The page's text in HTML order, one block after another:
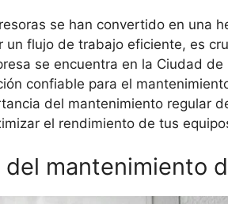
se han convertido en una
un flujo de trabajo eficiente, es
se encuentra en la Ciudad
confiable para el
del mantenimiento regular
el rendimiento de tus
mantenimiento